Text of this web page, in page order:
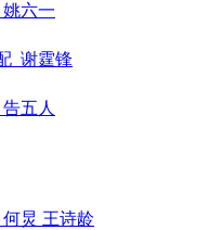
六一
_谢霆锋
五人
炅 王诗龄